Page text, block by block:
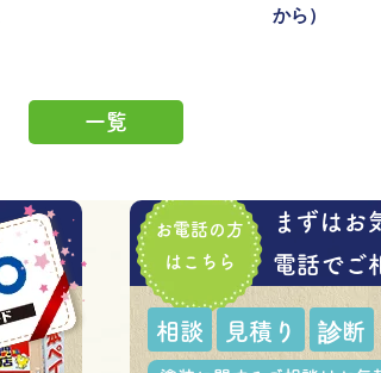
から）
一覧
お電話の方
はこちら
まずはお
電話でご
相談 見積り 診断